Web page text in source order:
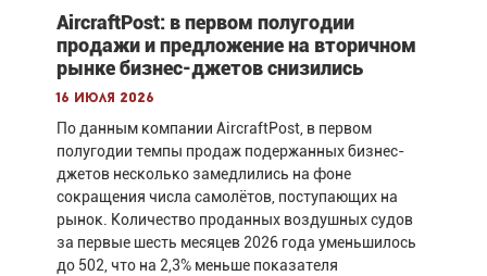
AircraftPost: в первом полугодии
продажи и предложение на вторичном
рынке бизнес-джетов снизились
16 июля 2026
По данным компании AircraftPost, в первом
полугодии темпы продаж подержанных бизнес-
джетов несколько замедлились на фоне
сокращения числа самолётов, поступающих на
рынок. Количество проданных воздушных судов
за первые шесть месяцев 2026 года уменьшилось
до 502, что на 2,3% меньше показателя